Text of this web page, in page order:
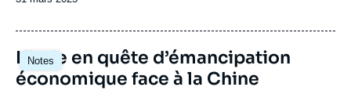
publication
Notes
Image
principale
L’Inde en quête d’émancipation
économique face à la Chine